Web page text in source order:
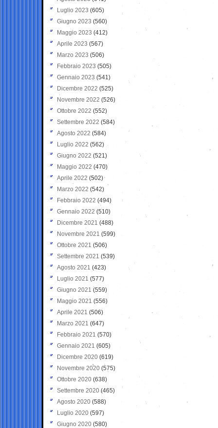
Luglio 2023 (605)
Giugno 2023 (560)
Maggio 2023 (412)
Aprile 2023 (567)
Marzo 2023 (506)
Febbraio 2023 (505)
Gennaio 2023 (541)
Dicembre 2022 (525)
Novembre 2022 (526)
Ottobre 2022 (552)
Settembre 2022 (584)
Agosto 2022 (584)
Luglio 2022 (562)
Giugno 2022 (521)
Maggio 2022 (470)
Aprile 2022 (502)
Marzo 2022 (542)
Febbraio 2022 (494)
Gennaio 2022 (510)
Dicembre 2021 (488)
Novembre 2021 (599)
Ottobre 2021 (506)
Settembre 2021 (539)
Agosto 2021 (423)
Luglio 2021 (577)
Giugno 2021(559)
Maggio 2021 (556)
Aprile 2021 (506)
Marzo 2021 (647)
Febbraio 2021 (570)
Gennaio 2021 (605)
Dicembre 2020 (619)
Novembre 2020 (575)
Ottobre 2020 (638)
Settembre 2020(465)
Agosto 2020 (588)
Luglio 2020 (597)
Giugno 2020 (580)